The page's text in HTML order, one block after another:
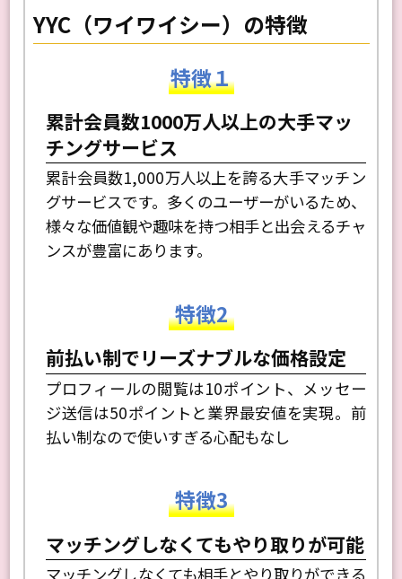
YYC（ワイワイシー）の特徴
特徴１
累計会員数1000万人以上の大手マッ
チングサービス
累計会員数1,000万人以上を誇る大手マッチン
グサービスです。多くのユーザーがいるため、
様々な価値観や趣味を持つ相手と出会えるチャ
ンスが豊富にあります。
特徴2
前払い制でリーズナブルな価格設定
プロフィールの閲覧は10ポイント、メッセー
ジ送信は50ポイントと業界最安値を実現。前
払い制なので使いすぎる心配もなし
特徴3
マッチングしなくてもやり取りが可能
マッチングしなくても相手とやり取りができる